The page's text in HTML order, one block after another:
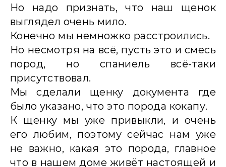
Но надо признать, что наш щенок
выглядел очень мило.
Конечно мы немножко расстроились.
Но несмотря на всё, пусть это и смесь
пород, но спаниель всё-таки
присутствовал.
Мы сделали щенку документа где
было указано, что это порода кокапу.
К щенку мы уже привыкли, и очень
его любим, поэтому сейчас нам уже
не важно, какая это порода, главное
что в нашем доме живёт настоящей и